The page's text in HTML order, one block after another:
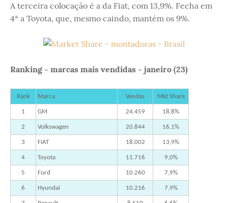
A terceira colocação é a da Fiat, com 13,9%. Fecha em
4ª a Toyota, que, mesmo caindo, mantém os 9%.
Ranking - marcas mais vendidas - janeiro (23)
Rank Marca Vendas Mkt Share
1 GM 24.459 18,8%
2 Volkswagen 20.844 16,1%
3 FIAT 18.002 13,9%
4 Toyota 11.716 9,0%
5 Ford 10.260 7,9%
6 Hyundai 10.216 7,9%